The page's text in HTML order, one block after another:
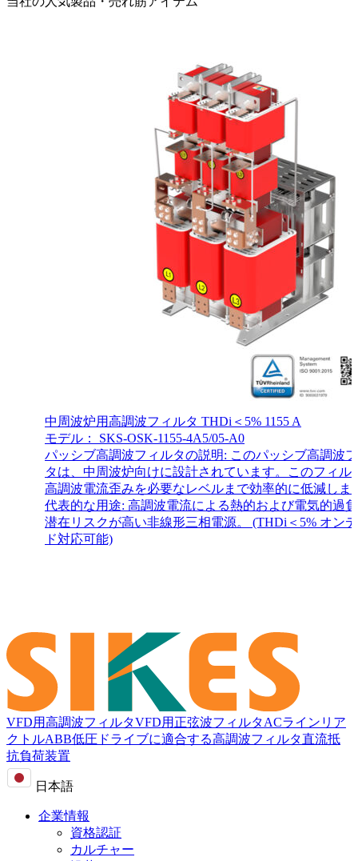
中周波炉用高調波フィルタ THDi＜5% 1155 A
モデル： SKS-OSK-1155-4A5/05-A0
パッシブ高調波フィルタの説明: このパッシブ高調波
タは、中周波炉向けに設計されています。このフィル
高調波電流歪みを必要なレベルまで効率的に低減しま
代表的な用途: 高調波電流による熱的および電気的過
潜在リスクが高い非線形三相電源。 (THDi＜5% オン
ド対応可能)
VFD用高調波フィルタVFD用正弦波フィルタACラインリア
クトルABB低圧ドライブに適合する高調波フィルタ直流抵
抗負荷装置
日本語
企業情報
資格認証
カルチャー